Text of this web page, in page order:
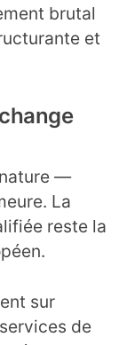
brutal
et
—
La
reste la
sur
de